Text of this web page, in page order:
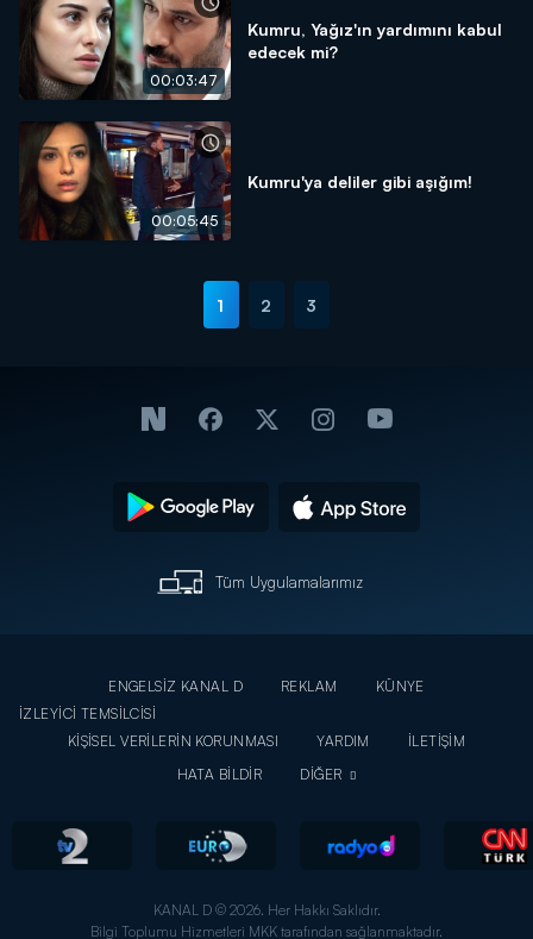
00:03:47
Kumru, Yağız'ın yardımını kabul
edecek mi?
00:05:45
Kumru'ya deliler gibi aşığım!
1 2 3
Tüm Uygulamalarımız
ENGELSİZ KANAL D REKLAM
KÜNYE
İZLEYİCİ TEMSİLCİSİ
KİŞİSEL VERİLERİN KORUNMASI
YARDIM
İLETİŞİM
HATA BİLDİR
DİĞER
KANAL D © 2026. Her Hakkı Saklıdır.
Bilgi Toplumu Hizmetleri MKK tarafından sağlanmaktadır.